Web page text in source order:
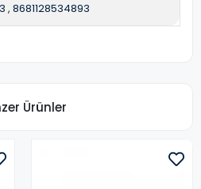
, 8681128534893
Ürünler